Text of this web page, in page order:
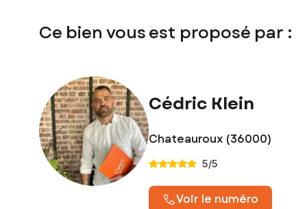
Ce bien vous est proposé par :
Cédric Klein
Chateauroux (36000)
5/5
Voir le numéro